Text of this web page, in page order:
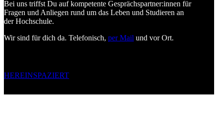
Bei uns triffst Du auf kompetente Gesprächspartner:innen für
Fragen und Anliegen rund um das Leben und Studieren an
der Hochschule.
Wir sind für dich da. Telefonisch, per Mail und vor Ort.
HEREINSPAZIERT